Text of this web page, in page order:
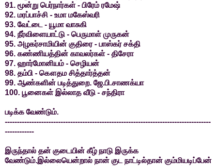
91. மூன்று பெர்நார்கள் - பிரேம் ரமேஷ்
92. மரப்பாச்சி - உமா மகேஸ்வரி
93. வேட்டை - யூமா வாசுகி
94. நீர்விளையாட்டு - பெருமாள் முருகன்
95. அழகர்சாமியின் குதிரை - பாஸ்கர் சக்தி
96. கண்ணியத்தின் காவலர்கள் - திசேரா
97. ஹார்மோனியம் - செழியன்
98. தம்பி - கௌதம சித்தார்த்தன்
99. ஆண்களின் படித்துறை. ஜே.பி.சாணக்யா
100. பூனைகள் இல்லாத வீடு - சந்திரா
படிக்க வேண்டும்.
-------------------------------------------------------------------------------------
------------
இருந்தால் தன் குடையின் கீழ் நாடு இருக்க
வேண்டும்.இல்லையென்றால் நான் குட நாட்டில்தான் கும்மியடிப்பேன்